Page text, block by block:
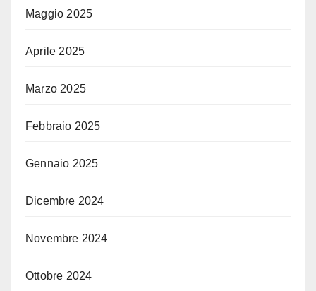
Maggio 2025
Aprile 2025
Marzo 2025
Febbraio 2025
Gennaio 2025
Dicembre 2024
Novembre 2024
Ottobre 2024